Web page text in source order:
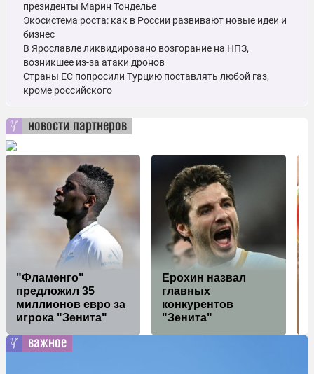
президенты Марин Тонделье
Экосистема роста: как в России развивают новые идеи и
бизнес
В Ярославле ликвидировано возгорание на НПЗ,
возникшее из-за атаки дронов
Страны ЕС попросили Турцию поставлять любой газ,
кроме российского
новости партнеров
"Фламенго"
предложил 35
миллионов евро за
игрока "Зенита"
Ерохин назвал
главных
конкурентов
"Зенита"
важное